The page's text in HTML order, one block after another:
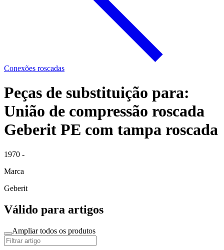
Conexões roscadas
Peças de substituição para:
União de compressão roscada
Geberit PE com tampa roscada
1970 -
Marca
Geberit
Válido para artigos
Ampliar todos os produtos